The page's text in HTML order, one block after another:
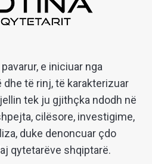
e iniciuar nga
të rinj, të karakterizuar
tek ju gjithçka ndodh në
cilësore, investigime,
duke denoncuar çdo
qytetarëve shqiptarë.